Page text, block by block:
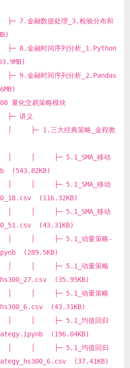
融数据处理_3.检验分布和
融时间序列分析_1.Python
融时间序列分析_2.Pandas
化交易策略模块
讲义
1.三大经典策略_金程教
├─ 5.1_SMA_移动
(543.82KB)
├─ 5.1_SMA_移动
(116.32KB)
├─ 5.1_SMA_移动
(43.31KB)
├─ 5.1_动量策略-
(289.5KB)
├─ 5.1_动量策略
(35.95KB)
├─ 5.1_动量策略
(43.31KB)
├─ 5.1_均值回归
(196.04KB)
├─ 5.1_均值回归
(37.41KB)